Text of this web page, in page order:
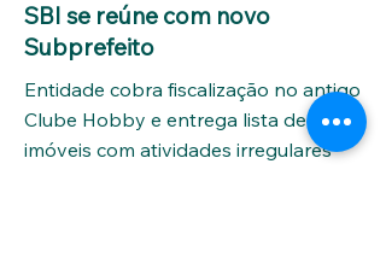
SBI se reúne com novo
Subprefeito
Entidade cobra fiscalização no antigo
Clube Hobby e entrega lista de
imóveis com atividades irregulares